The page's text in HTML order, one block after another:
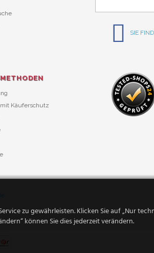
SIE
Käuferschutz
zu gewährleisten. Klicken Sie auf „Nur
können Sie dies jederzeit verändern.